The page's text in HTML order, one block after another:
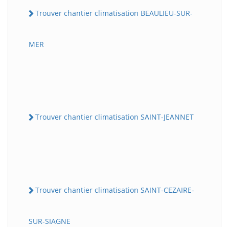
Trouver chantier climatisation BEAULIEU-SUR-
MER
Trouver chantier climatisation SAINT-JEANNET
Trouver chantier climatisation SAINT-CEZAIRE-
SUR-SIAGNE